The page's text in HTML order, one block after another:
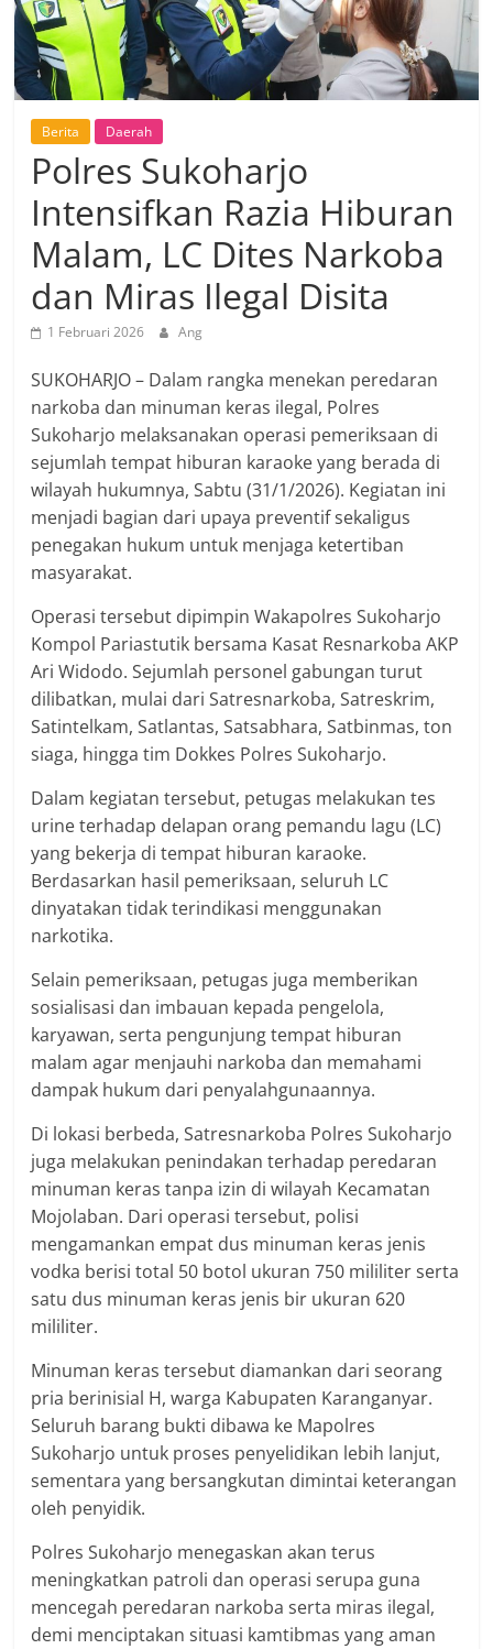
Berita Daerah
Polres Sukoharjo
Intensifkan Razia Hiburan
Malam, LC Dites Narkoba
dan Miras Ilegal Disita
1 Februari 2026 Ang
SUKOHARJO – Dalam rangka menekan peredaran
narkoba dan minuman keras ilegal, Polres
Sukoharjo melaksanakan operasi pemeriksaan di
sejumlah tempat hiburan karaoke yang berada di
wilayah hukumnya, Sabtu (31/1/2026). Kegiatan ini
menjadi bagian dari upaya preventif sekaligus
penegakan hukum untuk menjaga ketertiban
masyarakat.
Operasi tersebut dipimpin Wakapolres Sukoharjo
Kompol Pariastutik bersama Kasat Resnarkoba AKP
Ari Widodo. Sejumlah personel gabungan turut
dilibatkan, mulai dari Satresnarkoba, Satreskrim,
Satintelkam, Satlantas, Satsabhara, Satbinmas, ton
siaga, hingga tim Dokkes Polres Sukoharjo.
Dalam kegiatan tersebut, petugas melakukan tes
urine terhadap delapan orang pemandu lagu (LC)
yang bekerja di tempat hiburan karaoke.
Berdasarkan hasil pemeriksaan, seluruh LC
dinyatakan tidak terindikasi menggunakan
narkotika.
Selain pemeriksaan, petugas juga memberikan
sosialisasi dan imbauan kepada pengelola,
karyawan, serta pengunjung tempat hiburan
malam agar menjauhi narkoba dan memahami
dampak hukum dari penyalahgunaannya.
Di lokasi berbeda, Satresnarkoba Polres Sukoharjo
juga melakukan penindakan terhadap peredaran
minuman keras tanpa izin di wilayah Kecamatan
Mojolaban. Dari operasi tersebut, polisi
mengamankan empat dus minuman keras jenis
vodka berisi total 50 botol ukuran 750 mililiter serta
satu dus minuman keras jenis bir ukuran 620
mililiter.
Minuman keras tersebut diamankan dari seorang
pria berinisial H, warga Kabupaten Karanganyar.
Seluruh barang bukti dibawa ke Mapolres
Sukoharjo untuk proses penyelidikan lebih lanjut,
sementara yang bersangkutan dimintai keterangan
oleh penyidik.
Polres Sukoharjo menegaskan akan terus
meningkatkan patroli dan operasi serupa guna
mencegah peredaran narkoba serta miras ilegal,
demi menciptakan situasi kamtibmas yang aman